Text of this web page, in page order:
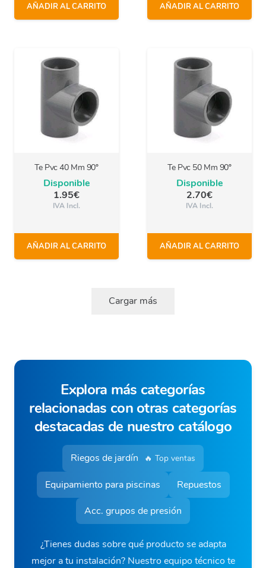
AÑADIR AL CARRITO AÑADIR AL CARRITO
Te Pvc 40 Mm 90º
Disponible
1.95€
IVA Incl.
AÑADIR AL CARRITO
Te Pvc 50 Mm 90º
Disponible
2.70€
IVA Incl.
AÑADIR AL CARRITO
Cargar más
Explora más categorías
relacionadas con otras categorías
destacadas de nuestro catálogo
Riegos de jardín 🔥 Top ventas
Equipamiento para piscinas
Repuestos
Acc. grupos de presión
¿Tienes dudas sobre qué producto se adapta
mejor a tu instalación? Nuestro equipo técnico te